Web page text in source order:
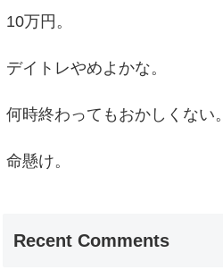
10万円。
デイトレやめよかな。
何時終わってもおかしくない。
命懸け。
Recent Comments